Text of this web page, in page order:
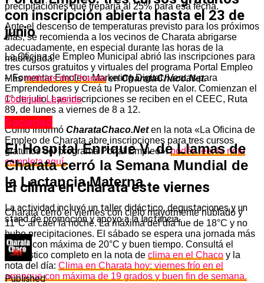
con inscripción abierta hasta el 23 de
junio
La Oficina de Empleo Municipal abrió las inscripciones para
tres cursos gratuitos y virtuales del programa Portal Empleo
– Fomentar Empleo: Marketing Digital, Ventas para
Emprendedores y Creá tu Propuesta de Valor. Comienzan el
1° de julio. Las inscripciones se reciben en el CEEC, Ruta
89, de lunes a viernes de 8 a 12.
Como informó CharataChaco.Neten la nota «La Oficina de
Empleo de Charata abre inscripciones para tres cursos
gratuitos del programa Portal Empleo»:podés leer la nota
completa aquí.
El clima en Charata este viernes
Charata cerró el viernes con cielo mayormente nublado y
11°C al caer la noche. La máxima del día fue de 18°C y no
hubo precipitaciones. El sábado se espera una jornada más
cálida con máxima de 20°C y buen tiempo. Consultá el
pronóstico completo en la nota de clima en el Chaco y la
nota del día: Clima en Charata hoy: viernes frío en el
arranque con máxima de 19 grados y buen fin de semana.
precipitaciones que treparía al 25% para esa fecha.
Ante el descenso de temperaturas previsto para los próximos
días, se recomienda a los vecinos de Charata abrigarse
adecuadamente, en especial durante las horas de la
madrugada.
Másnoticias de CharataenCharataChaco.Net.
Continuar Leyendo
Sociedad
El Hospital Enrique V. de Llamas de
Charata cerró la Semana Mundial de
la Lactancia Materna
La actividad incluyó un taller didáctico, degustaciones y un
stand de promoción y apoyo a la lactancia.
Published